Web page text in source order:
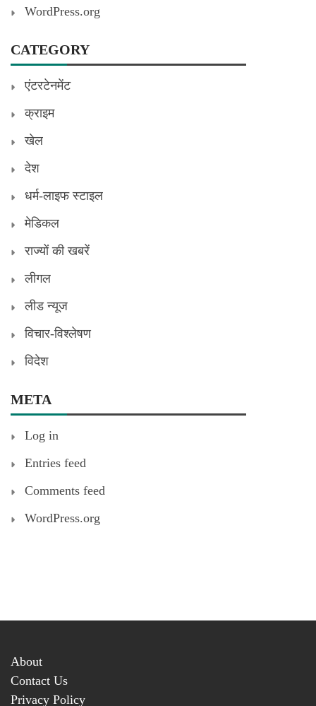
WordPress.org
CATEGORY
एंटरटेनमेंट
क्राइम
खेल
देश
धर्म-लाइफ स्टाइल
मेडिकल
राज्यों की खबरें
लीगल
लीड न्यूज
विचार-विश्लेषण
विदेश
META
Log in
Entries feed
Comments feed
WordPress.org
About
Contact Us
Privacy Policy